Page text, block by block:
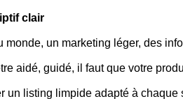
clair
un marketing léger, des
aidé, guidé, il faut que votre
un listing limpide adapté à